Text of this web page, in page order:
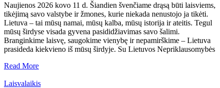
Naujienos 2026 kovo 11 d. Šiandien švenčiame drąsą būti laisviems,
tikėjimą savo valstybe ir žmones, kurie niekada nenustojo ja tikėti.
Lietuva – tai mūsų namai, mūsų kalba, mūsų istorija ir ateitis. Tegul
mūsų širdyse visada gyvena pasididžiavimas savo šalimi.
Branginkime laisvę, saugokime vienybę ir nepamirškime – Lietuva
prasideda kiekvieno iš mūsų širdyje. Su Lietuvos Nepriklausomybės
Read More
Laisvalaikis